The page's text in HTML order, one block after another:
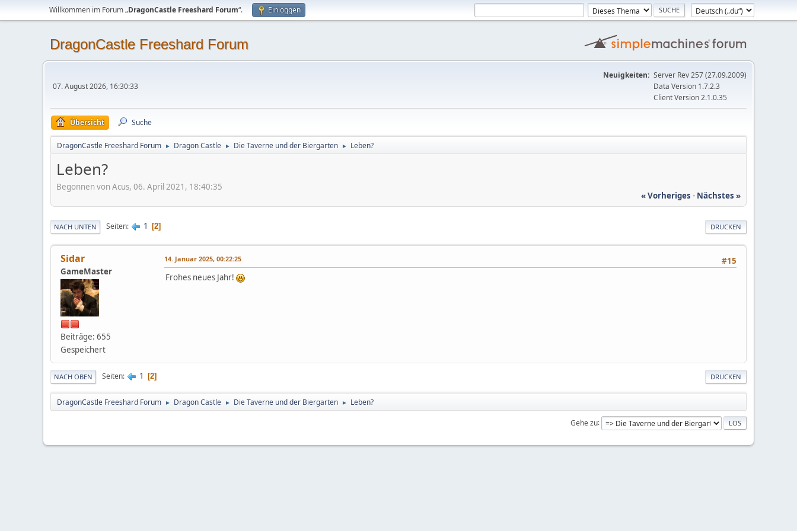
Willkommen im Forum „DragonCastle Freeshard Forum“. Einloggen
DragonCastle Freeshard Forum
07. August 2026, 16:30:33
Neuigkeiten: Server Rev 257 (27.09.2009)
Data Version 1.7.2.3
Client Version 2.1.0.35
Übersicht Suche
DragonCastle Freeshard Forum ► Dragon Castle ► Die Taverne und der Biergarten ► Leben?
Leben?
Begonnen von Acus, 06. April 2021, 18:40:35
« Vorheriges - Nächstes »
DRUCKEN
NACH UNTEN Seiten 1 2
Sidar
GameMaster
Beiträge: 655
Gespeichert
#15
14. Januar 2025, 00:22:25
Frohes neues Jahr!
DRUCKEN
NACH OBEN Seiten 1 2
DragonCastle Freeshard Forum ► Dragon Castle ► Die Taverne und der Biergarten ► Leben?
Gehe zu